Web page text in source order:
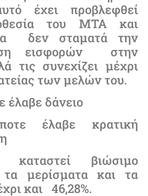
έχει προβλεφθεί
του ΜΤΑ και
δεν σταματά την
εισφορών στην
τις συνεχίζει μέχρι
των μελών του.
έλαβε δάνειο
έλαβε κρατική
βιώσιμο
τα μερίσματα και τα
και 46,28%.